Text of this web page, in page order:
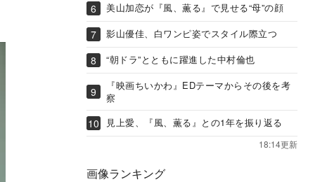
美山加恋が『風、薫る』で見せる“母”の顔
影山優佳、白ワンピ姿でスタイル際立つ
“朝ドラ”とともに躍進した中村倫也
『映画ちいかわ』EDテーマからその後を考
察
見上愛、『風、薫る』との1年を振り返る
18:14更新
画像ランキング